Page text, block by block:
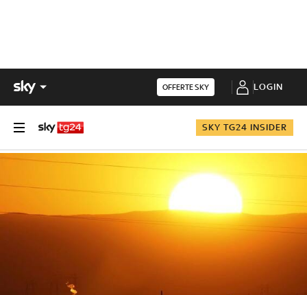
OFFERTE SKY LOGIN
SKY TG24 INSIDER